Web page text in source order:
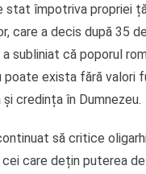
stat împotriva propriei
care a decis după 35
a subliniat că poporul
poate exista fără valori
credința în Dumnezeu.
să critice
cei care dețin puterea